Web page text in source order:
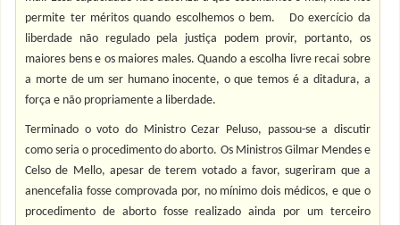
permite ter méritos quando escolhemos o bem. Do exercício da
liberdade não regulado pela justiça podem provir, portanto, os
maiores bens e os maiores males. Quando a escolha livre recai sobre
a morte de um ser humano inocente, o que temos é a ditadura, a
força e não propriamente a liberdade.
Terminado o voto do Ministro Cezar Peluso, passou-se a discutir
como seria o procedimento do aborto. Os Ministros Gilmar Mendes e
Celso de Mello, apesar de terem votado a favor, sugeriram que a
anencefalia fosse comprovada por, no mínimo dois médicos, e que o
procedimento de aborto fosse realizado ainda por um terceiro